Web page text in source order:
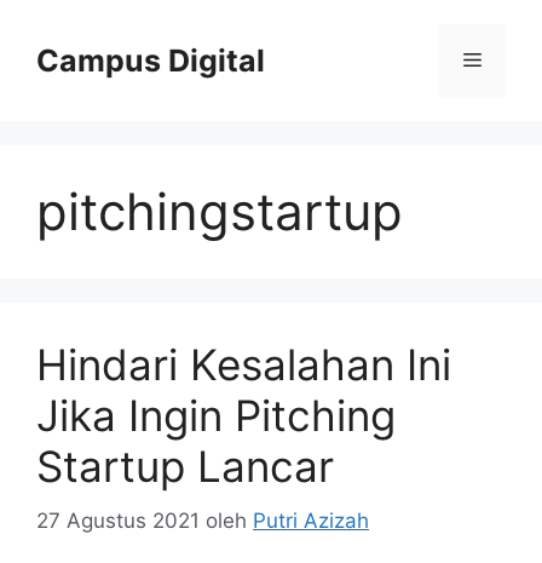
Campus Digital Menu
pitchingstartup
Hindari Kesalahan Ini
Jika Ingin Pitching
Startup Lancar
27 Agustus 2021 oleh Putri Azizah